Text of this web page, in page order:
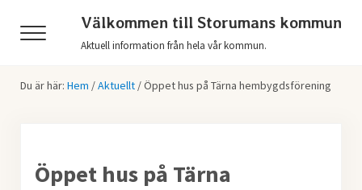
Menu
Välkommen till Storumans kommun
Aktuell information från hela vår kommun.
Du är här: Hem /Aktuellt /Öppet hus på Tärna hembygdsförening
Öppet hus på Tärna